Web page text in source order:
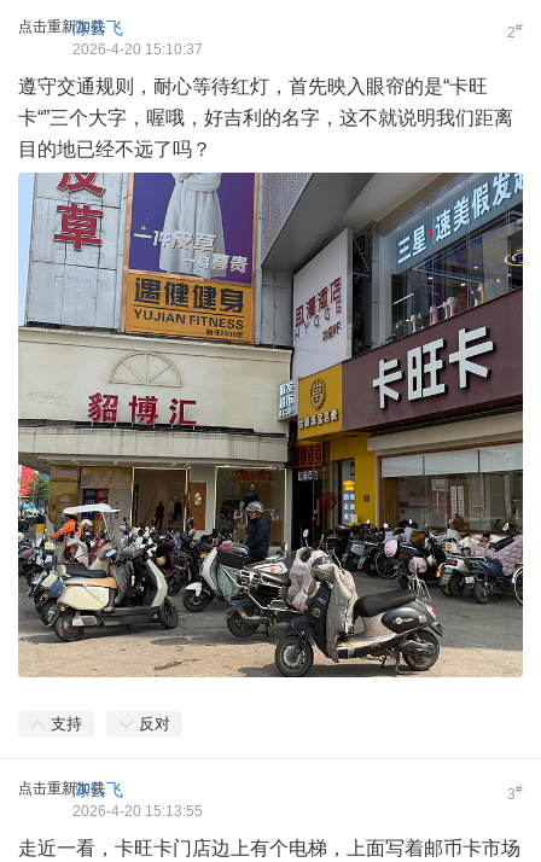
点击重新加载 2#
陈云飞
2026-4-20 15:10:37
遵守交通规则，耐心等待红灯，首先映入眼帘的是“卡旺
卡“”三个大字，喔哦，好吉利的名字，这不就说明我们距离
目的地已经不远了吗？
支持 反对
点击重新加载 3#
陈云飞
2026-4-20 15:13:55
走近一看，卡旺卡门店边上有个电梯，上面写着邮币卡市场